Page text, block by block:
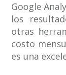
Google
los
otras
costo
es una